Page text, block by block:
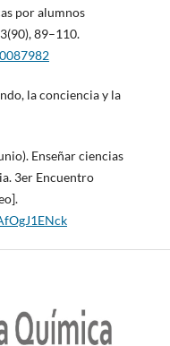
por alumnos
89–110.
la conciencia y la
Enseñar ciencias
3er Encuentro